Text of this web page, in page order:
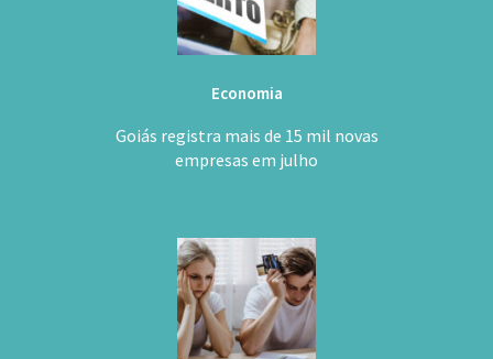
Economia
Goiás registra mais de 15 mil novas